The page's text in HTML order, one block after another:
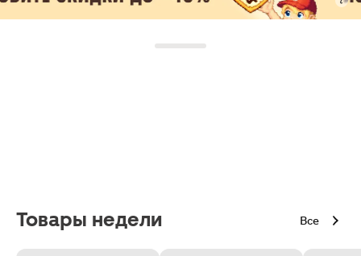
Товары недели Все